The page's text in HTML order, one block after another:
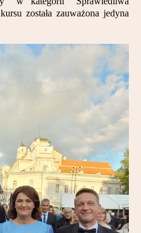
została zauważona jedyna